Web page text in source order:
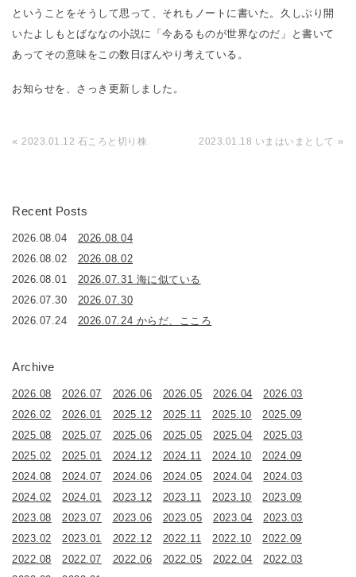
ということをそうして思って、それもノートに書いた。久しぶり開
いたよしもとばななの小説に「今あるものが世界なのだ」と書いて
あってその意味をこの数日ぼんやり考えている。
お知らせを、さっき更新しました。
«2023.01.12 石ころと切り株 2023.01.18 いまはいまとして »
Recent Posts
2026.08.04
2026.08.04
2026.08.02
2026.08.02
2026.08.01
2026.07.31 海に似ている
2026.07.30
2026.07.30
2026.07.24
2026.07.24 からだ、こころ
Archive
2026.08 2026.07 2026.06 2026.05 2026.04
2026.03
2026.02
2026.01 2025.12 2025.11 2025.10
2025.09
2025.08
2025.07 2025.06 2025.05 2025.04
2025.03
2025.02
2025.01 2024.12 2024.11 2024.10
2024.09
2024.08
2024.07 2024.06 2024.05 2024.04
2024.03
2024.02
2024.01 2023.12 2023.11 2023.10
2023.09
2023.08
2023.07 2023.06 2023.05 2023.04
2023.03
2023.02
2023.01 2022.12 2022.11 2022.10
2022.09
2022.08
2022.07 2022.06 2022.05 2022.04
2022.03